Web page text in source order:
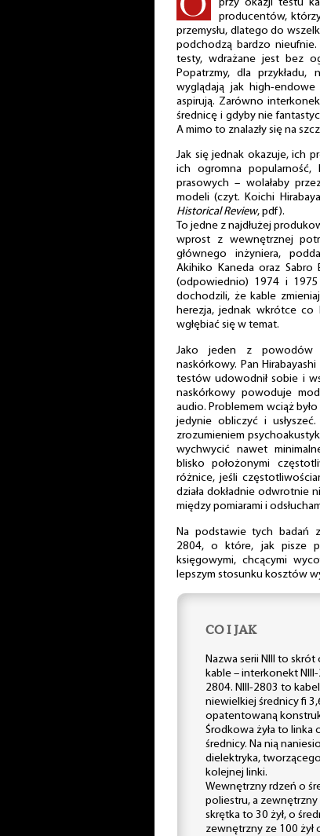
przy okazji testu
producentów,
przemysłu, dlatego do
podchodzą bardzo
testy, wdrażane jest bez
Popatrzmy, dla
wyglądają jak high-
aspirują. Zarówno
średnicę i gdyby nie
A mimo to znalazły się na
Jak się jednak okazuje, ich
ich ogromna popularność,
prasowych – wolałaby
modeli (czyt. Koichi
Historical Review, pdf).
To jedne z najdłużej
wprost z wewnętrznej
głównego inżyniera,
Akihiko Kaneda oraz
(odpowiednio) 1974 i
dochodzili, że kable
herezja, jednak wkrótce co
wgłębiać się w temat.
Jako jeden z powodów
naskórkowy. Pan
testów udowodnił sobie i
naskórkowy powoduje
audio. Problemem wciąż
jedynie obliczyć i
zrozumieniem
wychwycić nawet
blisko położonymi
różnice, jeśli
działa dokładnie odwrotnie
między pomiarami i
Na podstawie tych badań
2804, o które, jak pisze
księgowymi, chcącymi
lepszym stosunku kosztów
CO I JAK
Nazwa serii NIII to
kable – interkonekt
2804. NIII-2803 to
niewielkiej średnicy fi
opatentowaną
Środkowa żyła to linka
średnicy. Na nią
dielektryka, tworzącego
kolejnej linki.
Wewnętrzny rdzeń o
poliestru, a
skrętka to 30 żył, o
zewnętrzny ze 100 żył